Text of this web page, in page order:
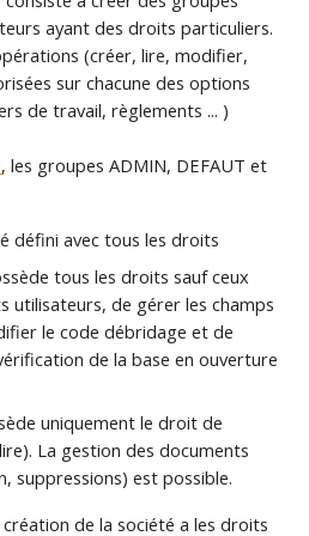
Mode Fiche
ayant des droits particuliers.
(créer, lire, modifier,
sur chacune des options
de travail, règlements ... )
, les groupes ADMIN, DEFAUT et
défini avec tous les droits
tous les droits sauf ceux
utilisateurs, de gérer les champs
le code débridage et de
de la base en ouverture
uniquement le droit de
La gestion des documents
suppressions) est possible.
de la société a les droits